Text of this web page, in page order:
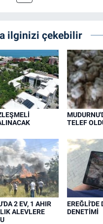
ilginizi çekebilir
TELEF
2 EV, 1 AHIR
ALEVLERE
EREĞLİ'DE
DENETİMİ